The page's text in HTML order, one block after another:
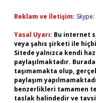
Reklam ve İletişim:
Yasal Uyarı: Bu internet
veya şahıs şirketi ile
Sitede yalnızca kendi
paylaşılmaktadır.
taşımamakta olup,
paylaşım
benzerlikleri tamamen
taslak halindedir ve